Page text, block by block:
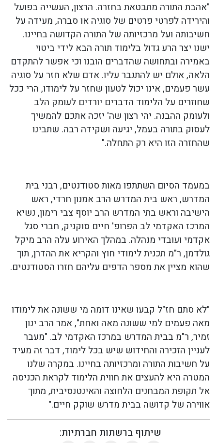
"אהבת התורה מתבטאת בחזרה. הרצון, העשייה בפועל
והירידה לפרטי פרטים של סוגיה או סברה, מעידה על
חשיבותה ועל מרכזיותה של התורה הקדושה בחיינו.
ישנו יצר הרע גדול בלימוד תורה הבא לידי ביטוי
באמירה ובתחושה שהדברים הובנו וכי אפשר להתקדם
הלאה, אולם יש להתגבר עליו. אדם שלא חזר על סוגיה
עשר פעמים, אינו יכול לטעון שחזר על לימודו, הרי ככל
שחוזרים על הלימוד הדברים יורדים לעומק הלב
ולעומק ההבנה. יהי רצון שה' יזכה אתכם להמשיך
לעסוק בתורה בעמל, יגיעה ושקידה רבה. שתבינו
שהחזרה הזו היא רק התחלה."
במעמד הסיום השתתפו מאות סטודנטים, רבני בית
המדרש, ראש בית המדרש הרב אמנון חרדי, ראש
הישיבה וראש בתי המדרש הרב יוסף צבי רימון, נשיא
המרכז האקדמי לב הפרופ' חיים סוקניק, חברי סגל
אקדמי ועובדי מנהלה. במהלך האירוע עלה הרב מיקל
גולדמן, ר"מ תכנית לימודי חוץ והקריא את ההדרן, תוך
שהוא מציין את מספר הדפים עליהם חזרו הסטודנטים.
"לא סתם חז"ל קבעו שאינו דומה מי ששונה את לימודו
מאה פעמים למי ששונה מאה ואחת", אמר הרב ינון
זמיר, ר"מ בבית המדרש במרכז האקדמי לב. "מעבר
לעניין הזכירה והחידוש שיש בכל לימוד, דבר זה מעיד
על חשיבות התורה ומרכזיותה בחיינו. במקרה שלנו
המטרה היא להעצים את חווית הלימוד לקראת הכניסה
אל תקופת המבחנים הלחוצה והאינטנסיבית, מתוך
אווירה של קדושה בבית מדרש שוקק חיים."
שיתוף ברשתות חברתיות: